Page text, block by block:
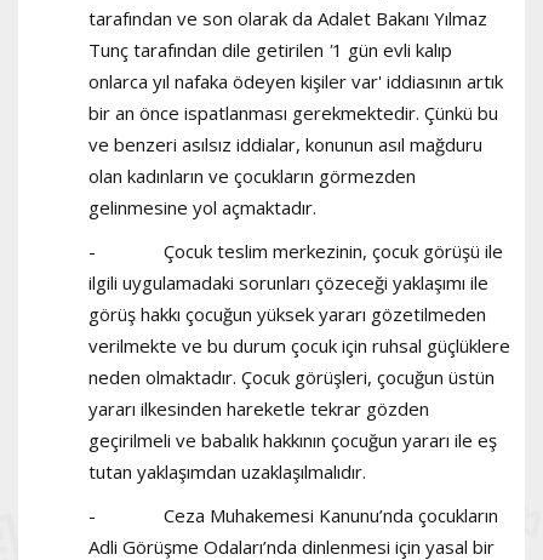
tarafından ve son olarak da Adalet Bakanı Yılmaz
Tunç tarafından dile getirilen '1 gün evli kalıp
onlarca yıl nafaka ödeyen kişiler var' iddiasının artık
bir an önce ispatlanması gerekmektedir. Çünkü bu
ve benzeri asılsız iddialar, konunun asıl mağduru
olan kadınların ve çocukların görmezden
gelinmesine yol açmaktadır.
- Çocuk teslim merkezinin, çocuk görüşü ile
ilgili uygulamadaki sorunları çözeceği yaklaşımı ile
görüş hakkı çocuğun yüksek yararı gözetilmeden
verilmekte ve bu durum çocuk için ruhsal güçlüklere
neden olmaktadır. Çocuk görüşleri, çocuğun üstün
yararı ilkesinden hareketle tekrar gözden
geçirilmeli ve babalık hakkının çocuğun yararı ile eş
tutan yaklaşımdan uzaklaşılmalıdır.
- Ceza Muhakemesi Kanunu’nda çocukların
Adli Görüşme Odaları’nda dinlenmesi için yasal bir